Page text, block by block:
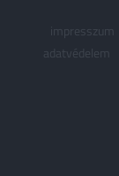
impresszum
adatvédelem